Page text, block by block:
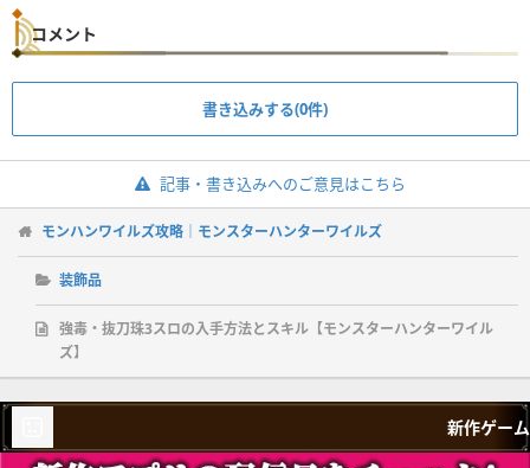
コメント
書き込みする(0件)
記事・書き込みへのご意見はこちら
モンハンワイルズ攻略｜モンスターハンターワイルズ
装飾品
強毒・抜刀珠3スロの入手方法とスキル【モンスターハンターワイル
ズ】
新作ゲーム